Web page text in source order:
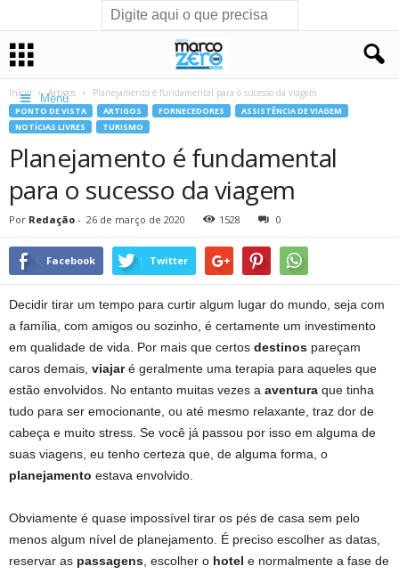
Menu
Início Artigos Planejamento é fundamental para o sucesso da viagem
PONTO DE VISTA ARTIGOS FORNECEDORES
ASSISTÊNCIA DE VIAGEM
NOTÍCIAS LIVRES
TURISMO
Planejamento é fundamental
para o sucesso da viagem
Por Redação - 26 de março de 2020 1528 0
Facebook Twitter
Decidir tirar um tempo para curtir algum lugar do mundo, seja com
a família, com amigos ou sozinho, é certamente um investimento
em qualidade de vida. Por mais que certos destinos pareçam
caros demais, viajaré geralmente uma terapia para aqueles que
estão envolvidos. No entanto muitas vezes a aventura que tinha
tudo para ser emocionante, ou até mesmo relaxante, traz dor de
cabeça e muito stress. Se você já passou por isso em alguma de
suas viagens, eu tenho certeza que, de alguma forma, o
planejamento estava envolvido.
Obviamente é quase impossível tirar os pés de casa sem pelo
menos algum nível de planejamento. É preciso escolher as datas,
reservar as passagens , escolher o hotel e normalmente a fase de